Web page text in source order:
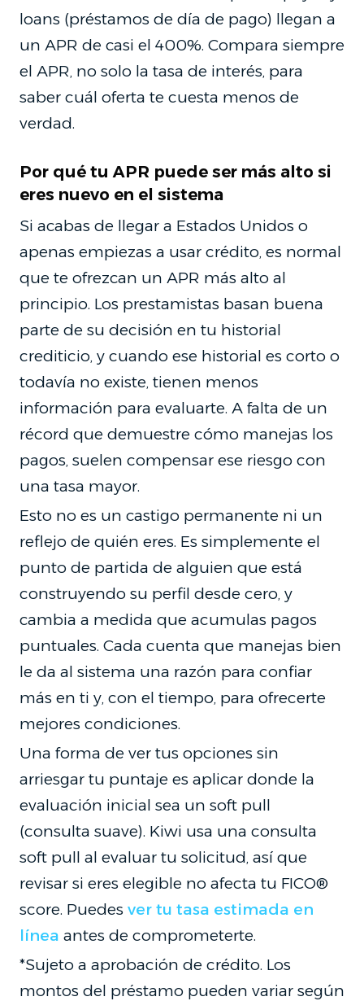
loans (préstamos de día de pago) llegan a
un APR de casi el 400%. Compara siempre
el APR, no solo la tasa de interés, para
saber cuál oferta te cuesta menos de
verdad.
Por qué tu APR puede ser más alto si
eres nuevo en el sistema
Si acabas de llegar a Estados Unidos o
apenas empiezas a usar crédito, es normal
que te ofrezcan un APR más alto al
principio. Los prestamistas basan buena
parte de su decisión en tu historial
crediticio, y cuando ese historial es corto o
todavía no existe, tienen menos
información para evaluarte. A falta de un
récord que demuestre cómo manejas los
pagos, suelen compensar ese riesgo con
una tasa mayor.
Esto no es un castigo permanente ni un
reflejo de quién eres. Es simplemente el
punto de partida de alguien que está
construyendo su perfil desde cero, y
cambia a medida que acumulas pagos
puntuales. Cada cuenta que manejas bien
le da al sistema una razón para confiar
más en ti y, con el tiempo, para ofrecerte
mejores condiciones.
Una forma de ver tus opciones sin
arriesgar tu puntaje es aplicar donde la
evaluación inicial sea un soft pull
(consulta suave). Kiwi usa una consulta
soft pull al evaluar tu solicitud, así que
revisar si eres elegible no afecta tu FICO®
score. Puedes ver tu tasa estimada en
línea antes de comprometerte.
*Sujeto a aprobación de crédito. Los
montos del préstamo pueden variar según